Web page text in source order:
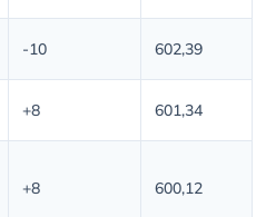
-10 602,39
+8 601,34
+8 600,12